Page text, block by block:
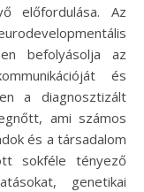
előfordulása. Az
befolyásolja az
és
a diagnosztizált
ami számos
és a társadalom
sokféle tényező
genetikai